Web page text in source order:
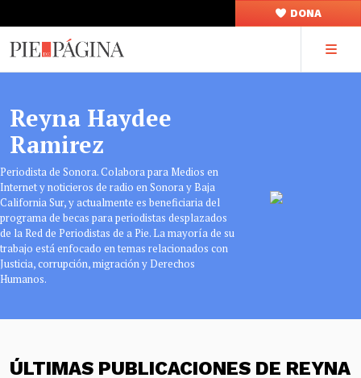
DONA
Reyna Haydee
Ramirez
Periodista de Sonora. Colabora para Medios en
Internet y noticieros de radio en Sonora y Baja
California Sur, y actualmente es beneficiaria del
programa de becas para periodistas desplazados
de la Red de Periodistas de a Pie. La mayoría de su
trabajo está enfocado en temas relacionados con
Justicia, corrupción, migración y Derechos
Humanos.
ÚLTIMAS PUBLICACIONES DE REYNA